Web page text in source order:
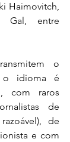
Haimovitch,
Gal, entre
o
idioma é
com raros
de
de
e com